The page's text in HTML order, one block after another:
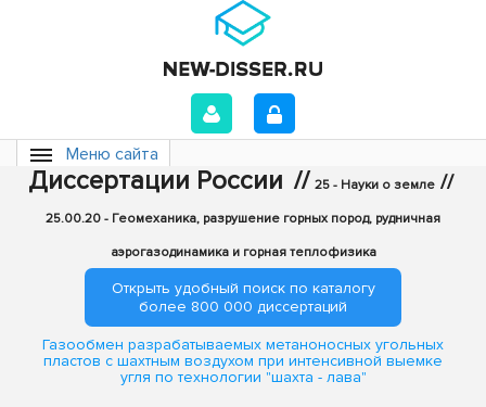
Меню сайта
Диссертации России // 25 - Науки о земле //
25.00.20 - Геомеханика, разрушение горных пород, рудничная
аэрогазодинамика и горная теплофизика
Открыть удобный поиск по каталогу
более 800 000 диссертаций
Газообмен разрабатываемых метаноносных угольных
пластов с шахтным воздухом при интенсивной выемке
угля по технологии "шахта - лава"